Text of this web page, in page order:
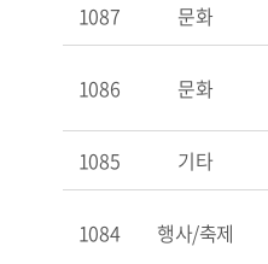
1087 문화
1086 문화
1085 기타
1084 행사/축제